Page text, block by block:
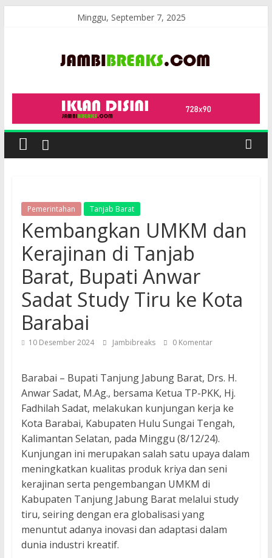
Minggu, September 7, 2025
JambiBreaks
Pemerintahan Tanjab Barat
Kembangkan UMKM dan
Kerajinan di Tanjab
Barat, Bupati Anwar
Sadat Study Tiru ke Kota
Barabai
10 Desember 2024 Jambibreaks 0 Komentar
Barabai – Bupati Tanjung Jabung Barat, Drs. H.
Anwar Sadat, M.Ag., bersama Ketua TP-PKK, Hj.
Fadhilah Sadat, melakukan kunjungan kerja ke
Kota Barabai, Kabupaten Hulu Sungai Tengah,
Kalimantan Selatan, pada Minggu (8/12/24).
Kunjungan ini merupakan salah satu upaya dalam
meningkatkan kualitas produk kriya dan seni
kerajinan serta pengembangan UMKM di
Kabupaten Tanjung Jabung Barat melalui study
tiru, seiring dengan era globalisasi yang
menuntut adanya inovasi dan adaptasi dalam
dunia industri kreatif.